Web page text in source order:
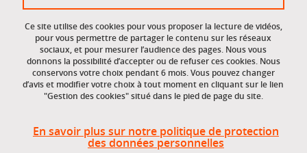
Accès réservés
Intranet des étudiants et des personnels
Ce site utilise des cookies pour vous proposer la lecture de vidéos,
pour vous permettre de partager le contenu sur les réseaux
sociaux, et pour mesurer l’audience des pages. Nous vous
donnons la possibilité d’accepter ou de refuser ces cookies. Nous
conservons votre choix pendant 6 mois. Vous pouvez changer
d’avis et modifier votre choix à tout moment en cliquant sur le lien
"Gestion des cookies" situé dans le pied de page du site.
En savoir plus sur notre politique de protection
des données personnelles